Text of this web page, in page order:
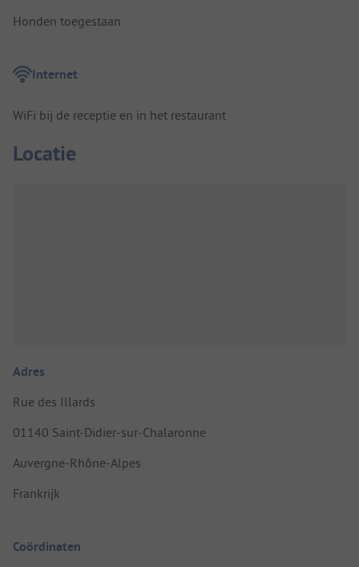
Honden toegestaan
Internet
WiFi bij de receptie en in het restaurant
Locatie
Adres
Rue des Illards
01140 Saint-Didier-sur-Chalaronne
Auvergne-Rhône-Alpes
Frankrijk
Coördinaten